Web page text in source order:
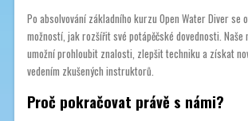
Po absolvování základního kurzu Open Water Diver se
možností, jak rozšířit své potápěčské dovednosti. Naše
umožní prohloubit znalosti, zlepšit techniku a získat
vedením zkušených instruktorů.
Proč pokračovat právě s námi?